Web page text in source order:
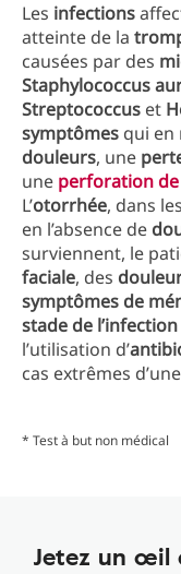
Les infections
atteinte de la
causées par des
Staphylococcus
Streptococcus et
symptômes qui en
douleurs, une
une perforation
L’otorrhée, dans
en l’absence de
surviennent, le
faciale, des
symptômes de
stade de l’infection
l’utilisation d’
cas extrêmes d’une
* Test à but non médical
Jetez un œil